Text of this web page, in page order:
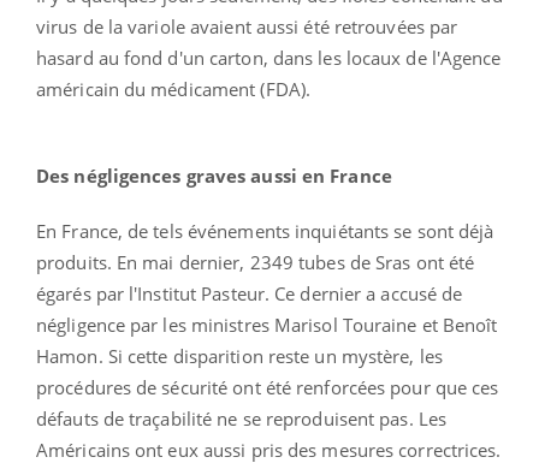
virus de la variole avaient aussi été retrouvées par
hasard au fond d'un carton, dans les locaux de l'Agence
américain du médicament (FDA).
Des négligences graves aussi en France
En France, de tels événements inquiétants se sont déjà
produits. En mai dernier, 2349 tubes de Sras ont été
égarés par l'Institut Pasteur. Ce dernier a accusé de
négligence par les ministres Marisol Touraine et Benoît
Hamon. Si cette disparition reste un mystère, les
procédures de sécurité ont été renforcées pour que ces
défauts de traçabilité ne se reproduisent pas. Les
Américains ont eux aussi pris des mesures correctrices.